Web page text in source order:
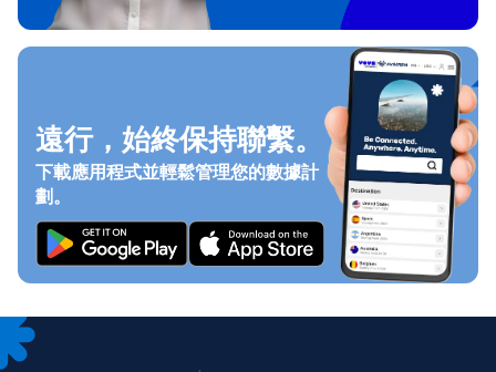
遠行，始終保持聯繫。
下載應用程式並輕鬆管理您的數據計
劃。